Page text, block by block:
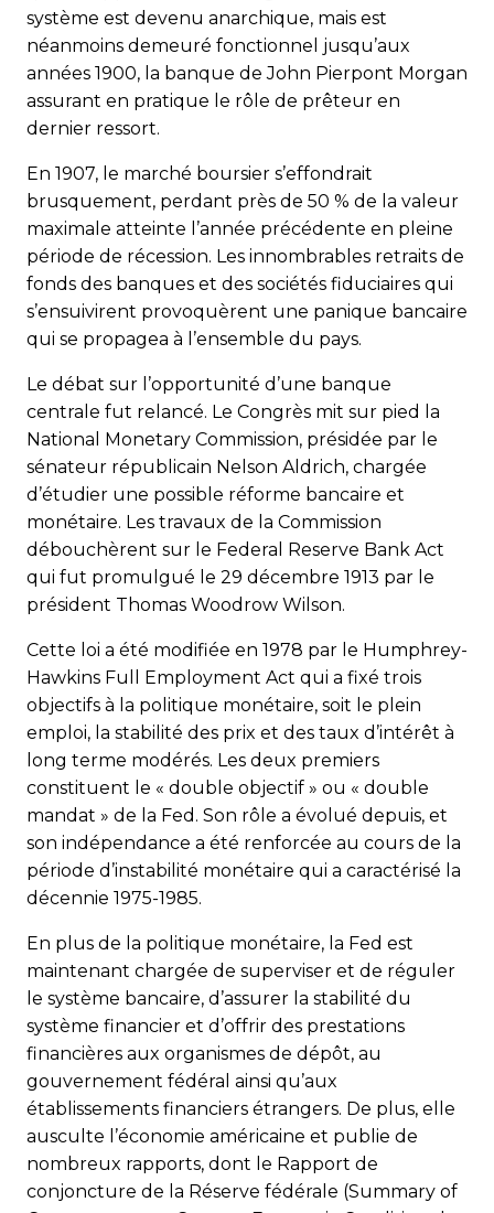
système est devenu anarchique, mais est
néanmoins demeuré fonctionnel jusqu’aux
années 1900, la banque de John Pierpont Morgan
assurant en pratique le rôle de prêteur en
dernier ressort.
En 1907, le marché boursier s’effondrait
brusquement, perdant près de 50 % de la valeur
maximale atteinte l’année précédente en pleine
période de récession. Les innombrables retraits de
fonds des banques et des sociétés fiduciaires qui
s’ensuivirent provoquèrent une panique bancaire
qui se propagea à l’ensemble du pays.
Le débat sur l’opportunité d’une banque
centrale fut relancé. Le Congrès mit sur pied la
National Monetary Commission, présidée par le
sénateur républicain Nelson Aldrich, chargée
d’étudier une possible réforme bancaire et
monétaire. Les travaux de la Commission
débouchèrent sur le Federal Reserve Bank Act
qui fut promulgué le 29 décembre 1913 par le
président Thomas Woodrow Wilson.
Cette loi a été modifiée en 1978 par le Humphrey-
Hawkins Full Employment Act qui a fixé trois
objectifs à la politique monétaire, soit le plein
emploi, la stabilité des prix et des taux d’intérêt à
long terme modérés. Les deux premiers
constituent le « double objectif » ou « double
mandat » de la Fed. Son rôle a évolué depuis, et
son indépendance a été renforcée au cours de la
période d’instabilité monétaire qui a caractérisé la
décennie 1975-1985.
En plus de la politique monétaire, la Fed est
maintenant chargée de superviser et de réguler
le système bancaire, d’assurer la stabilité du
système financier et d’offrir des prestations
financières aux organismes de dépôt, au
gouvernement fédéral ainsi qu’aux
établissements financiers étrangers. De plus, elle
ausculte l’économie américaine et publie de
nombreux rapports, dont le Rapport de
conjoncture de la Réserve fédérale (Summary of